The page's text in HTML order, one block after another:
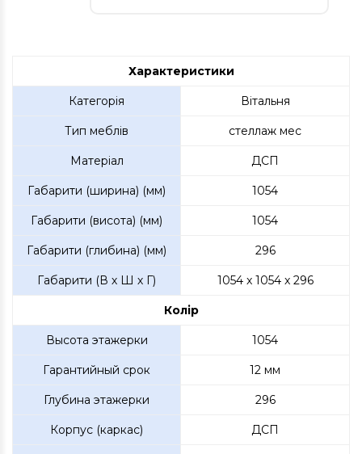
Характеристики
Категорія Вітальня
Тип меблів стеллаж мес
Матеріал ДСП
Габарити (ширина) (мм) 1054
Габарити (висота) (мм) 1054
Габарити (глибина) (мм) 296
Габарити (В х Ш х Г) 1054 x 1054 x 296
Колір
Высота этажерки 1054
Гарантийный срок 12 мм
Глубина этажерки 296
Корпус (каркас) ДСП